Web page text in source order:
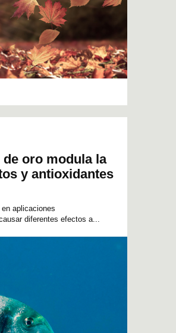
oro modula la
y antioxidantes
aplicaciones
diferentes efectos a...